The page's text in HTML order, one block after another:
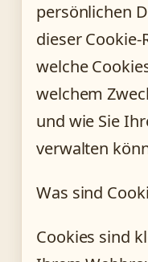
persönlichen
dieser Cookie-
welche
welchem
und wie Sie
verwalten
Was sind
Cookies sind